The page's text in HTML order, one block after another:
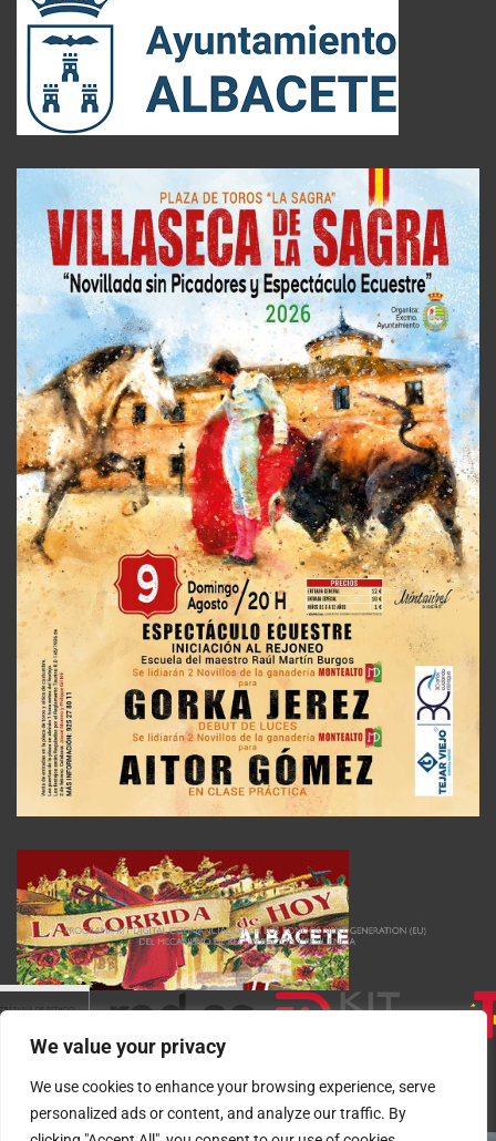
We value your privacy
We use cookies to enhance your browsing experience, serve
personalized ads or content, and analyze our traffic. By